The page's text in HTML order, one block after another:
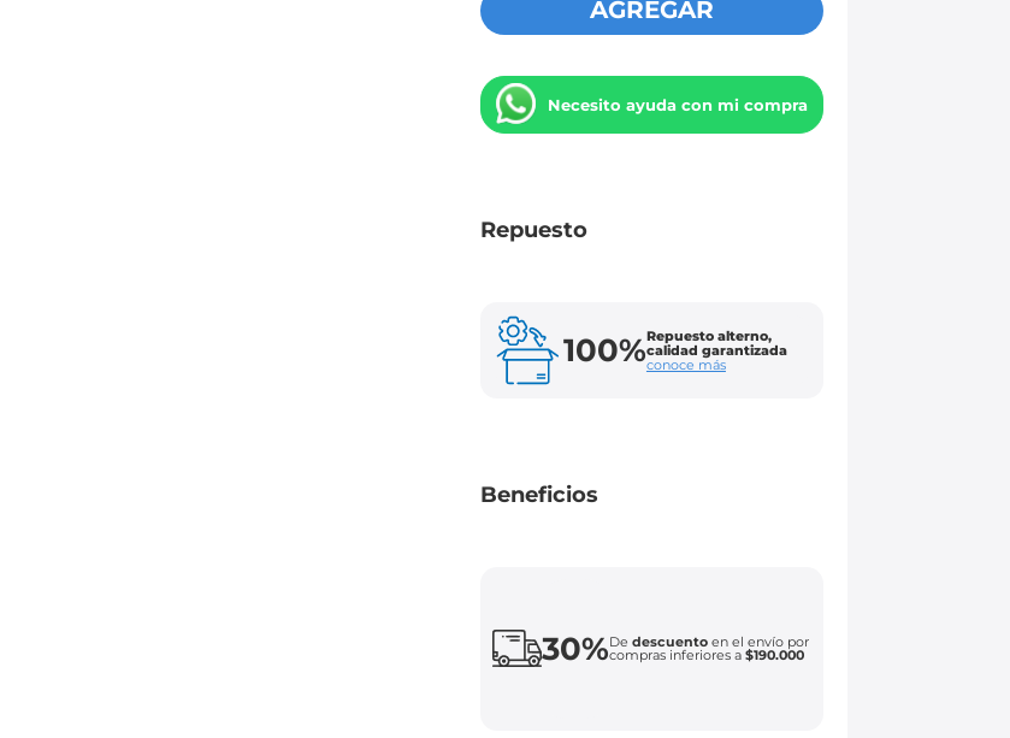
AGREGAR
Necesito ayuda con mi compra
Repuesto
100%Repuesto alterno,
calidad garantizada
conoce más
Beneficios
30%De descuentoen el envío por
compras inferiores a $190.000